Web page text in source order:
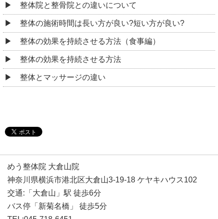
整体院と整骨院との違いについて
整体の施術時間は長い方が良い?短い方が良い?
整体の効果を持続させる方法（食事編）
整体の効果を持続させる方法
整体とマッサージの違い
めう整体院 大倉山院
神奈川県横浜市港北区大倉山3-19-18 ケヤキハウス102
交通:「大倉山」駅 徒歩6分
バス停「新菊名橋」 徒歩5分